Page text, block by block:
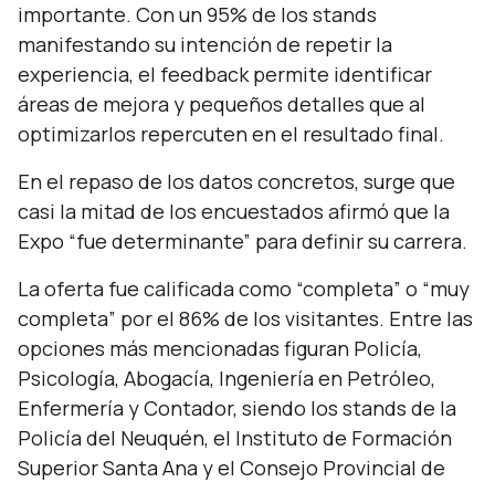
importante. Con un 95% de los stands
manifestando su intención de repetir la
experiencia, el feedback permite identificar
áreas de mejora y pequeños detalles que al
optimizarlos repercuten en el resultado final.
En el repaso de los datos concretos, surge que
casi la mitad de los encuestados afirmó que la
Expo “fue determinante” para definir su carrera.
La oferta fue calificada como “completa” o “muy
completa” por el 86% de los visitantes. Entre las
opciones más mencionadas figuran Policía,
Psicología, Abogacía, Ingeniería en Petróleo,
Enfermería y Contador, siendo los stands de la
Policía del Neuquén, el Instituto de Formación
Superior Santa Ana y el Consejo Provincial de